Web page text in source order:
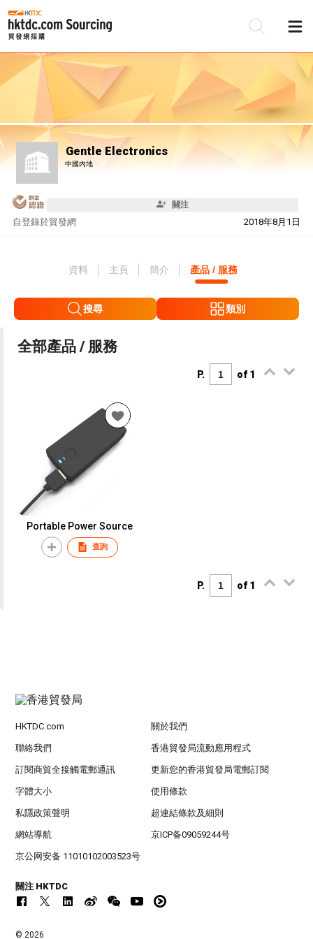
Gentle Electronics
中國內地
關注
自 2018年8月1日
登錄於貿發網
資料 主頁 簡介 產品 / 服務
搜尋 類別
全部產品 / 服務
P. of 1
Portable Power Source
查詢
P. of 1
HKTDC.com 關於我們
聯絡我們 香港貿發局流動應用程式
訂閱商貿全接觸電郵通訊 更新您的香港貿發局電郵訂閱
字體大小 使用條款
私隱政策聲明 超連結條款及細則
網站導航 京ICP备09059244号
京公网安备 11010102003523号
關注 HKTDC
© 2026